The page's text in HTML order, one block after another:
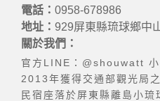
電話： 0958-678986
地址： 929屏東縣琉球鄉中
關於我們：
官方LINE：@shouwatt
2013年獲得交通部觀光局
民宿座落於屏東縣離島小